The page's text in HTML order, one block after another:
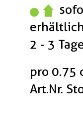
2 - 3
pro 0.75
Art.Nr.